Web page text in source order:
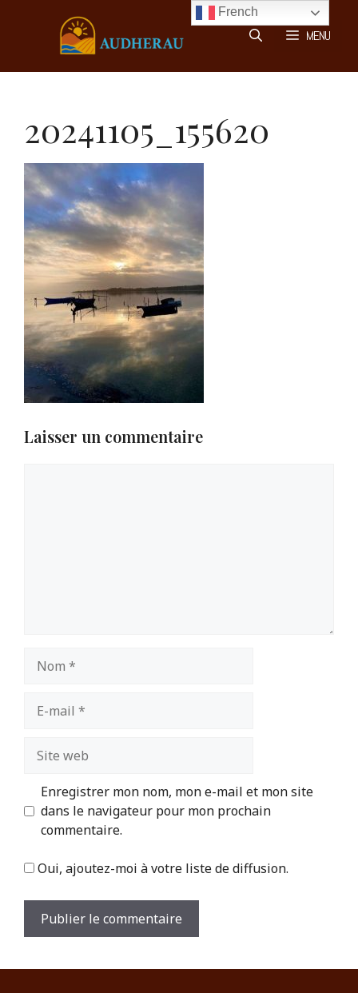
MENU
20241105_155620
Laisser un commentaire
mail
web
Enregistrer mon nom, mon e-mail et mon site
dans le navigateur pour mon prochain
commentaire.
Oui, ajoutez-moi à votre liste de diffusion.
French